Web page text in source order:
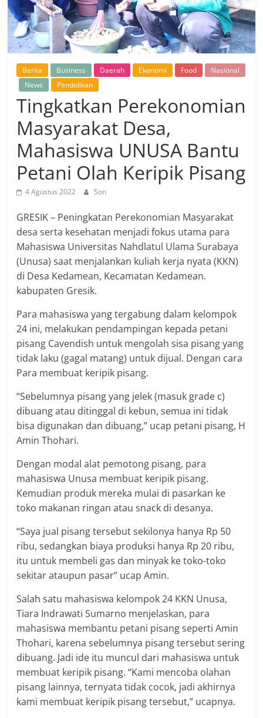
Berita Business Daerah Ekonomi Food
Nasional
News
Pendidikan
Tingkatkan Perekonomian
Masyarakat Desa,
Mahasiswa UNUSA Bantu
Petani Olah Keripik Pisang
4 Agustus 2022 Son
GRESIK – Peningkatan Perekonomian Masyarakat
desa serta kesehatan menjadi fokus utama para
Mahasiswa Universitas Nahdlatul Ulama Surabaya
(Unusa) saat menjalankan kuliah kerja nyata (KKN)
di Desa Kedamean, Kecamatan Kedamean.
kabupaten Gresik.
Para mahasiswa yang tergabung dalam kelompok
24 ini, melakukan pendampingan kepada petani
pisang Cavendish untuk mengolah sisa pisang yang
tidak laku (gagal matang) untuk dijual. Dengan cara
Para membuat keripik pisang.
“Sebelumnya pisang yang jelek (masuk grade c)
dibuang atau ditinggal di kebun, semua ini tidak
bisa digunakan dan dibuang,” ucap petani pisang, H
Amin Thohari.
Dengan modal alat pemotong pisang, para
mahasiswa Unusa membuat keripik pisang.
Kemudian produk mereka mulai di pasarkan ke
toko makanan ringan atau snack di desanya.
“Saya jual pisang tersebut sekilonya hanya Rp 50
ribu, sedangkan biaya produksi hanya Rp 20 ribu,
itu untuk membeli gas dan minyak ke toko-toko
sekitar ataupun pasar” ucap Amin.
Salah satu mahasiswa kelompok 24 KKN Unusa,
Tiara Indrawati Sumarno menjelaskan, para
mahasiswa membantu petani pisang seperti Amin
Thohari, karena sebelumnya pisang tersebut sering
dibuang. Jadi ide itu muncul dari mahasiswa untuk
membuat keripik pisang. “Kami mencoba olahan
pisang lainnya, ternyata tidak cocok, jadi akhirnya
kami membuat keripik pisang tersebut,” ucapnya.